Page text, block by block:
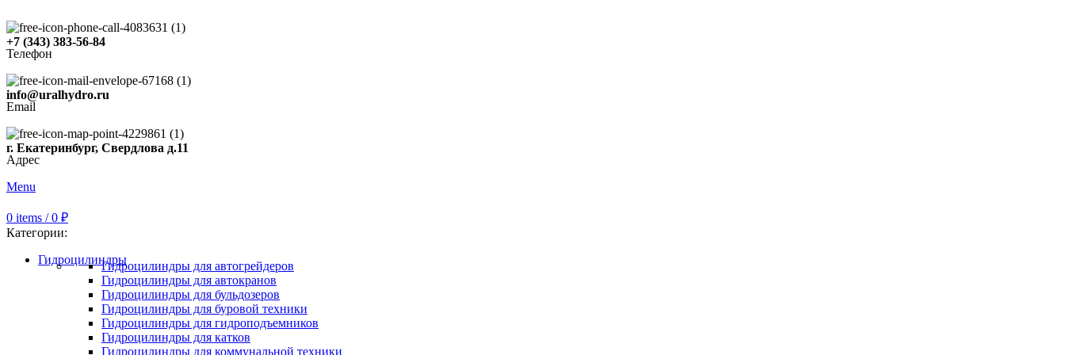
+7 (343) 383-56-84
Телефон
info@uralhydro.ru
Email
г. Екатеринбург, Свердлова д.11
Адрес
Menu
0 items / 0 ₽
Категории:
ГидроцилиндрыГидроцилиндры для автогрейдеров
Гидроцилиндры для автокранов
Гидроцилиндры для бульдозеров
Гидроцилиндры для буровой техники
Гидроцилиндры для гидроподъемников
Гидроцилиндры для катков
Гидроцилиндры для коммунальной техники